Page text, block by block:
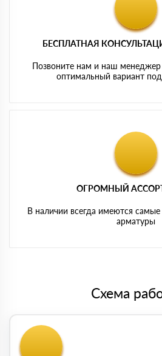
БЕСПЛАТНАЯ
Позвоните нам и наш менеджер
оптимальный вариант
ОГРОМНЫЙ
В наличии всегда имеются
арматуры
Схема